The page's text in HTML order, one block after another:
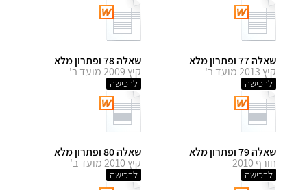
שאלה 77 ופתרון מלא
קיץ 2013 מועד ב'
לרכישה
שאלה 78 ופתרון מלא
קיץ 2009 מועד ב'
לרכישה
שאלה 79 ופתרון מלא
חורף 2010
לרכישה
שאלה 80 ופתרון מלא
קיץ 2010 מועד ב'
לרכישה